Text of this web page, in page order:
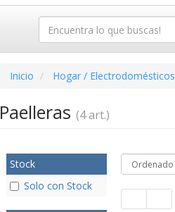
Inicio Hogar / Electrodomésticos
Paelleras (4 art.)
Stock
Solo con Stock